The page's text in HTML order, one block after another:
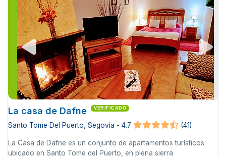
La casa de Dafne VERIFICADO
Santo Tome Del Puerto, Segovia - 4.7 (41)
La Casa de Dafne es un conjunto de apartamentos turísticos
ubicado en Santo Tome del Puerto, en plena sierra